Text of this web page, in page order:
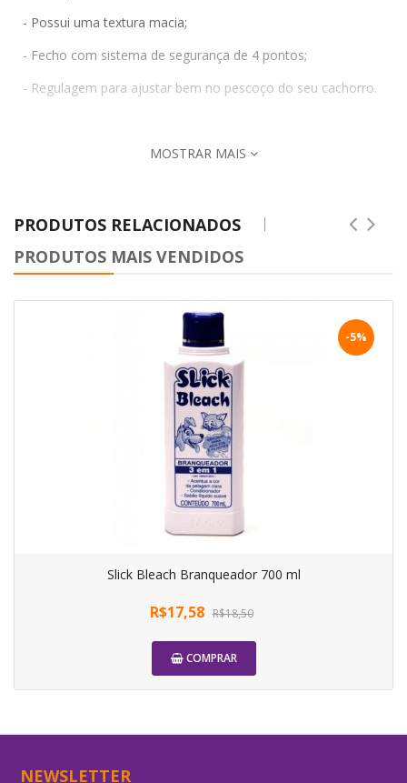
- Possui uma textura macia;
- Fecho com sistema de segurança de 4 pontos;
- Regulagem para ajustar bem no pescoço do seu cachorro.
MOSTRAR MAIS
PRODUTOS RELACIONADOS
PRODUTOS MAIS VENDIDOS
-5%
Slick Bleach Branqueador 700 ml
R$17,58 R$18,50
COMPRAR
-5%
NEWSLETTER